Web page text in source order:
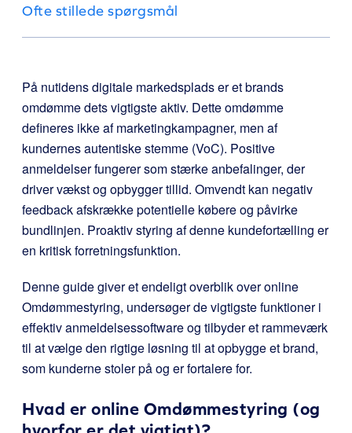
Ofte stillede spørgsmål
På nutidens digitale markedsplads er et brands
omdømme dets vigtigste aktiv. Dette omdømme
defineres ikke af marketingkampagner, men af
kundernes autentiske stemme (VoC). Positive
anmeldelser fungerer som stærke anbefalinger, der
driver vækst og opbygger tillid. Omvendt kan negativ
feedback afskrække potentielle købere og påvirke
bundlinjen. Proaktiv styring af denne kundefortælling er
en kritisk forretningsfunktion.
Denne guide giver et endeligt overblik over online
Omdømmestyring, undersøger de vigtigste funktioner i
effektiv anmeldelsessoftware og tilbyder et rammeværk
til at vælge den rigtige løsning til at opbygge et brand,
som kunderne stoler på og er fortalere for.
Hvad er online Omdømmestyring (og